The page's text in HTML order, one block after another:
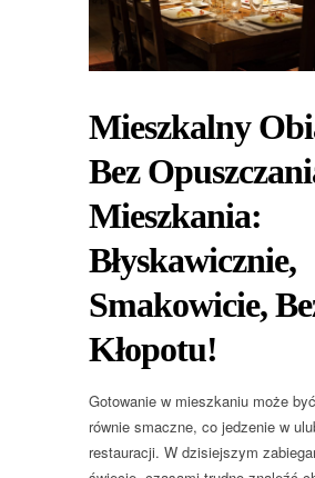
Mieszkalny
Bez
Mieszkania:
Błyskawicznie,
Smakowicie,
Kłopotu!
Gotowanie w mieszkaniu może być
równie smaczne, co jedzenie w
restauracji. W dzisiejszym